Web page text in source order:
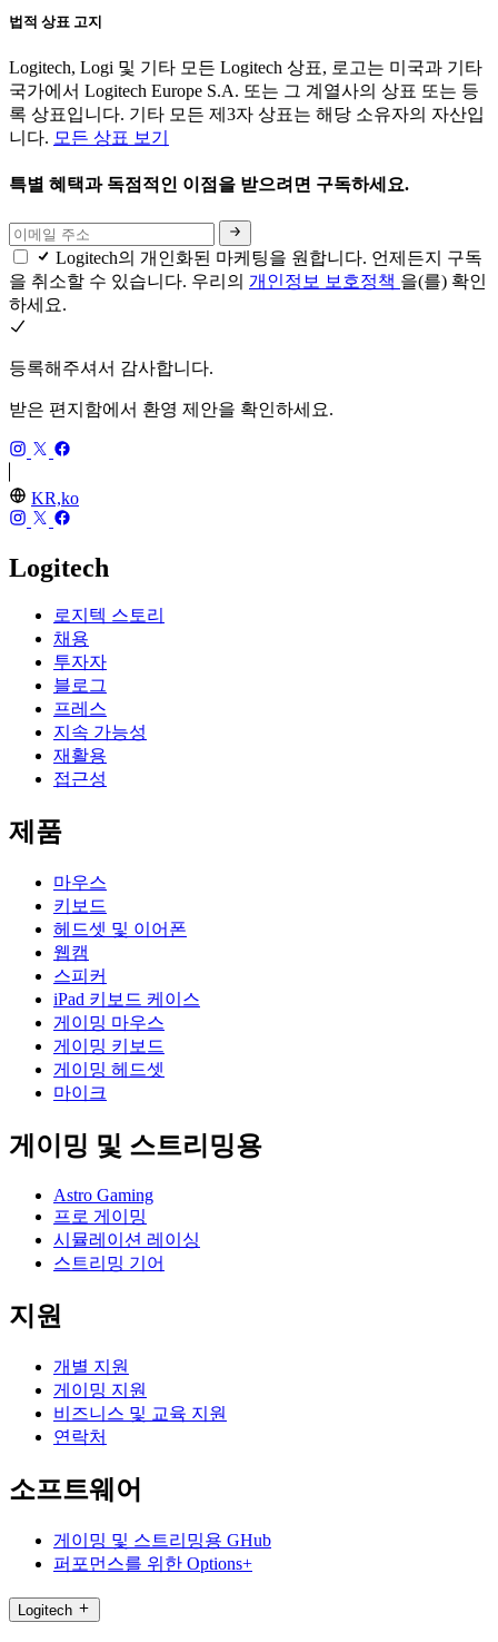
법적 상표 고지
Logitech, Logi 및 기타 모든 Logitech 상표, 로고는 미국과 기타
국가에서 Logitech Europe S.A. 또는 그 계열사의 상표 또는 등
록 상표입니다. 기타 모든 제3자 상표는 해당 소유자의 자산입
니다. 모든 상표 보기
특별 혜택과 독점적인 이점을 받으려면 구독하세요.
Logitech의 개인화된 마케팅을 원합니다. 언제든지 구독
을 취소할 수 있습니다. 우리의 개인정보 보호정책 을(를) 확인
하세요.
등록해주셔서 감사합니다.
받은 편지함에서 환영 제안을 확인하세요.
KR,ko
Logitech
로지텍 스토리
채용
투자자
블로그
프레스
지속 가능성
재활용
접근성
제품
마우스
키보드
헤드셋 및 이어폰
웹캠
스피커
iPad 키보드 케이스
게이밍 마우스
게이밍 키보드
게이밍 헤드셋
마이크
게이밍 및 스트리밍용
Astro Gaming
프로 게이밍
시뮬레이션 레이싱
스트리밍 기어
지원
개별 지원
게이밍 지원
비즈니스 및 교육 지원
연락처
소프트웨어
게이밍 및 스트리밍용 GHub
퍼포먼스를 위한 Options+
Logitech